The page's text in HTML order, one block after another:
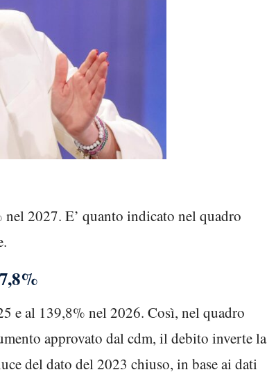
2027. E’ quanto indicato nel quadro
e al 139,8% nel 2026. Così, nel quadro
approvato dal cdm, il debito inverte la
del dato del 2023 chiuso, in base ai dati